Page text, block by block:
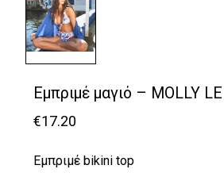
Εμπριμέ μαγιό – MOLLY
€17.20
Εμπριμέ bikini top